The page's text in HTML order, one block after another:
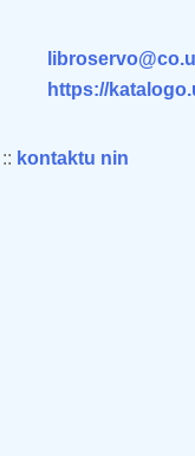
https://
:: kontaktu nin